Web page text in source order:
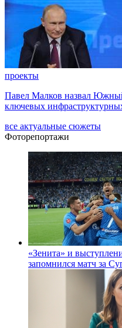
проекты
Павел Малков назвал
ключевых
все актуальные сюжеты
Фоторепортажи
«Зенита» и
запомнился матч за